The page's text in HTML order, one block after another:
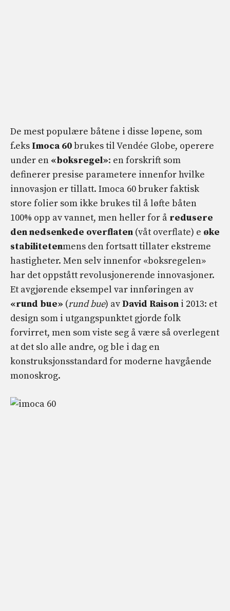
De mest populære båtene i disse løpene, som
f.eks Imoca 60brukes til Vendée Globe, operere
under en «boksregel»: en forskrift som
definerer presise parametere innenfor hvilke
innovasjon er tillatt. Imoca 60 bruker faktisk
store folier som ikke brukes til å løfte båten
100% opp av vannet, men heller for å redusere
den nedsenkede overflaten (våt overflate) e øke
stabilitetenmens den fortsatt tillater ekstreme
hastigheter. Men selv innenfor «boksregelen»
har det oppstått revolusjonerende innovasjoner.
Et avgjørende eksempel var innføringen av
«rund bue» (rund bue) avDavid Raison i 2013: et
design som i utgangspunktet gjorde folk
forvirret, men som viste seg å være så overlegent
at det slo alle andre, og ble i dag en
konstruksjonsstandard for moderne havgående
monoskrog.